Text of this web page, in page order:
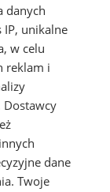
danych
IP, unikalne
w celu
reklam i
Dostawcy
dane
Twoje